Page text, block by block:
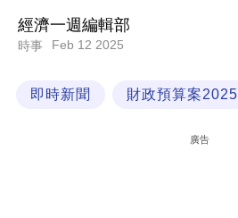
科
技
經濟一週編輯部
時事 Feb 12 2025
即時新聞 財政預算案2025
廣告